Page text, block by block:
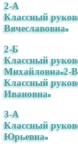
2-А
Классный
Вячеславовна
2-Б
Классный
Михайловна 2-В
Классный
Ивановна
3-А
Классный
Юрьевна